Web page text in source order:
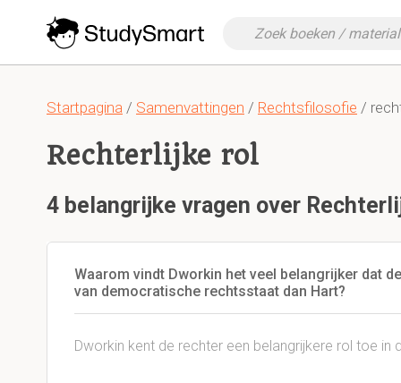
Startpagina / Samenvattingen / Rechtsfilosofie /
Rechterlijke rol
4 belangrijke vragen over
Waarom vindt Dworkin het veel belangrijker dat
van democratische rechtsstaat dan Hart?
Dworkin kent de rechter een belangrijkere rol toe